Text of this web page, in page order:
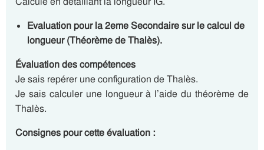
Evaluation pour la 2eme Secondaire sur le calcul de
longueur (Théorème de Thalès).
Évaluation des compétences
Je sais repérer une configuration de Thalès.
Je sais calculer une longueur à l’aide du théorème de
Thalès.
Consignes pour cette évaluation :